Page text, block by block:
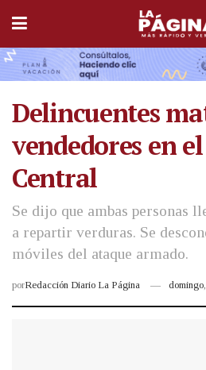
Delincuentes
vendedores en
Central
Se dijo que ambas personas
a repartir verduras. Se
móviles del ataque armado.
porRedacción Diario La Página